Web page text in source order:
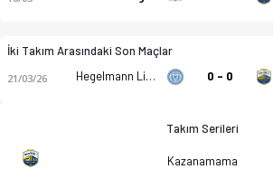
İki Takım Arasındaki Son Maçlar
21/03/26 Hegelmann Litauen B 0 - 0
Takım Serileri
Kazanamama